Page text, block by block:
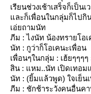
เรียนช่วงเช้าเสร็จก็เป็น
ละก็เพื่อนในกลุ่มก็ไปกิ
เอ่ยถามนัท
ภีม : ไงนัท น้องทรายโอ
นัท : กูว่าก็โอเคนะเพื่อน
เพื่อนๆในกลุ่ม : เฮ้ยๆๆๆๆ
สิน : แหม..นัท เปิดเทอ
นัท : (ยิ้มแล้วพูด) ใจเย็น
ภีม : ชักช้าระวังคนอื่นค